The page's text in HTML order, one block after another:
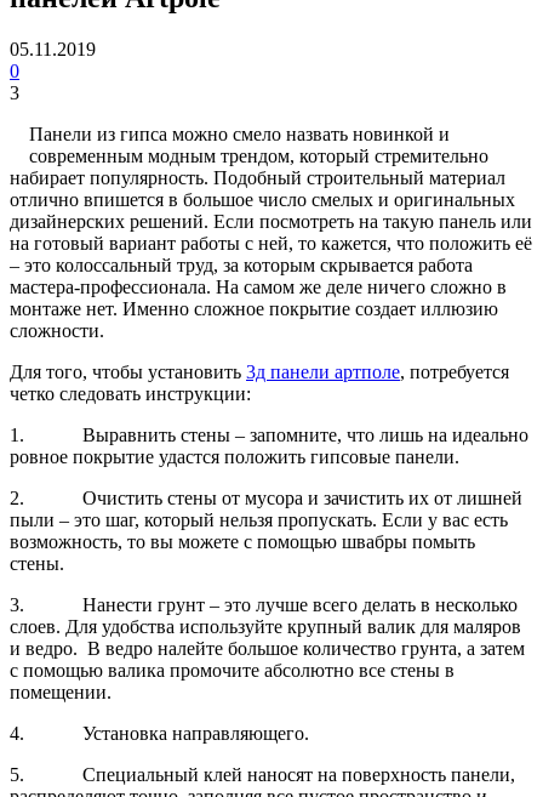
05.11.2019
0
3
Панели из гипса можно смело назвать новинкой и
современным модным трендом, который стремительно
набирает популярность. Подобный строительный материал
отлично впишется в большое число смелых и оригинальных
дизайнерских решений. Если посмотреть на такую панель или
на готовый вариант работы с ней, то кажется, что положить её
– это колоссальный труд, за которым скрывается работа
мастера-профессионала. На самом же деле ничего сложно в
монтаже нет. Именно сложное покрытие создает иллюзию
сложности.
Для того, чтобы установить 3д панели артполе, потребуется
четко следовать инструкции:
1. Выравнить стены – запомните, что лишь на идеально
ровное покрытие удастся положить гипсовые панели.
2. Очистить стены от мусора и зачистить их от лишней
пыли – это шаг, который нельзя пропускать. Если у вас есть
возможность, то вы можете с помощью швабры помыть
стены.
3. Нанести грунт – это лучше всего делать в несколько
слоев. Для удобства используйте крупный валик для маляров
и ведро. В ведро налейте большое количество грунта, а затем
с помощью валика промочите абсолютно все стены в
помещении.
4. Установка направляющего.
5. Специальный клей наносят на поверхность панели,